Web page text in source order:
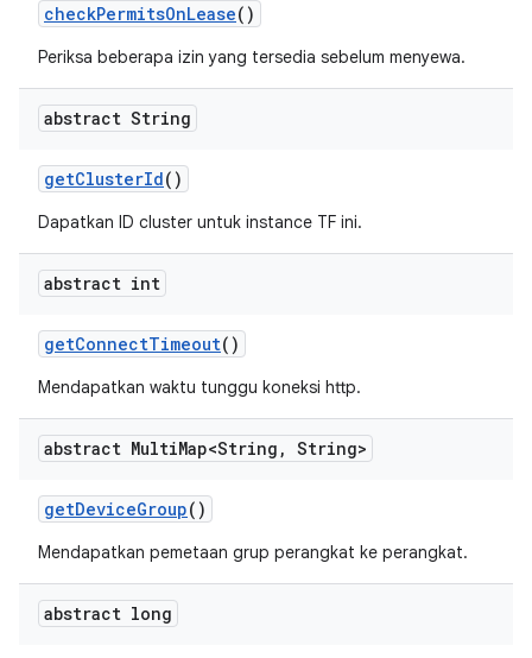
checkPermitsOnLease()
Periksa beberapa izin yang tersedia sebelum menyewa.
abstract String
getClusterId()
Dapatkan ID cluster untuk instance TF ini.
abstract int
getConnectTimeout()
Mendapatkan waktu tunggu koneksi http.
abstract MultiMap<String , String>
getDeviceGroup()
Mendapatkan pemetaan grup perangkat ke perangkat.
abstract long